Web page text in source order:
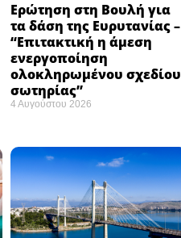
Ερώτηση στη Βουλή για
τα δάση της Ευρυτανίας –
“Eπιτακτική η άμεση
ενεργοποίηση
ολοκληρωμένου σχεδίου
σωτηρίας”
4 Αυγούστου 2026